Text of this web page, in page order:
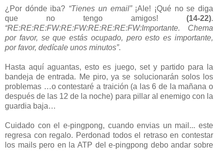
¿Por dónde iba? “Tienes un email” ¡Ale! ¡Qué no se diga
que no tengo amigos! (14-22).
“RE:RE:RE:FW:RE:FW:RE:RE:RE:FW:Importante. Chema
por favor, se que estás ocupado, pero esto es importante,
por favor, dedícale unos minutos”.
Hasta aquí aguantas, esto es juego, set y partido para la
bandeja de entrada. Me piro, ya se solucionarán solos los
problemas …o contestaré a traición (a las 6 de la mañana o
después de las 12 de la noche) para pillar al enemigo con la
guardia baja…
Cuidado con el e-pingpong, cuando envias un mail... este
regresa con regalo. Perdonad todos el retraso en contestar
los mails pero en la ATP del e-pingpong debo andar sobre